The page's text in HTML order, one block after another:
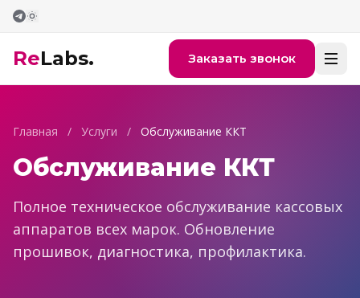
Перейти к содержимому
ReLabs. Заказать звонок
Главная / Услуги / Обслуживание ККТ
Обслуживание ККТ
Полное техническое обслуживание кассовых
аппаратов всех марок. Обновление
прошивок, диагностика, профилактика.